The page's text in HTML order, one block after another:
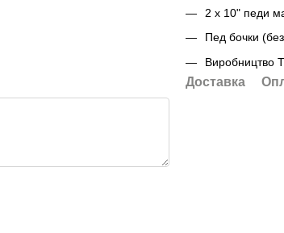
2 х 10" педи
Пед бочки
Виробництво
Доставка